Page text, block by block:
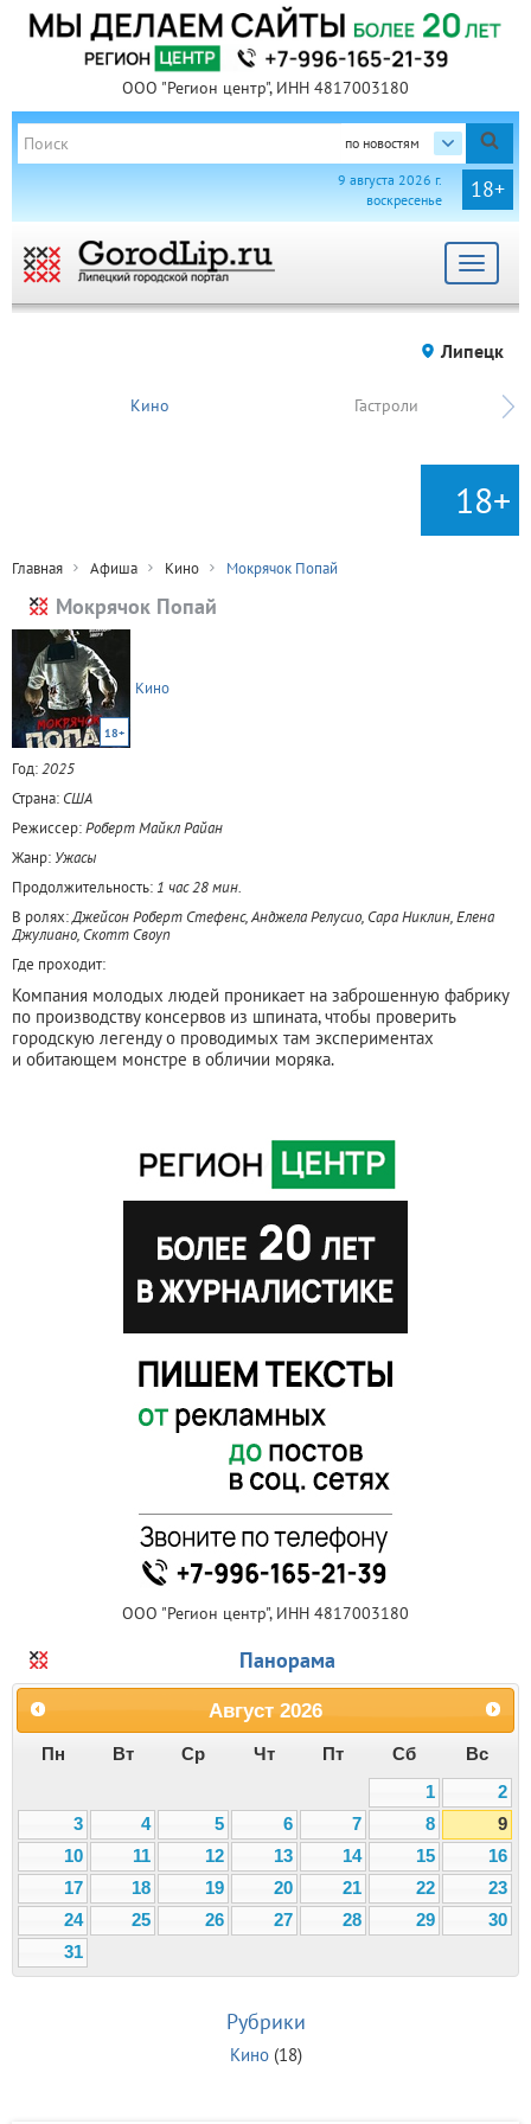
ООО "Регион центр", ИНН 4817003180
по новостям
18+
9 августа 2026 г.
воскресенье
Toggle
Липецк
Кино Гастроли
18+
Главная Афиша Кино Мокрячок Попай
Мокрячок Попай
18+
Кино
Год:2025
Страна: США
Режиссер:Роберт Майкл Райан
Жанр: Ужасы
Продолжительность: 1 час 28 мин.
В ролях:Джейсон Роберт Стефенс, Анджела Релусио, Сара Никлин, Елена
Джулиано, Скотт Своуп
Где проходит:
Компания молодых людей проникает на заброшенную фабрику
по производству консервов из шпината, чтобы проверить
городскую легенду о проводимых там экспериментах
и обитающем монстре в обличии моряка.
ООО "Регион центр", ИНН 4817003180
Панорама
Август 2026
Пн Вт Ср Чт Пт Сб
Вс
1
2
3
4 5 6 7 8
9
10
11 12 13 14 15
16
17
18 19 20 21 22
23
24
25 26 27 28 29
30
31
Рубрики
Кино(18)